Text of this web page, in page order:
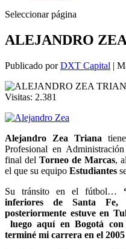
Seleccionar página
ALEJANDRO
Publicado porDXT Capital |
Visitas: 2.381
Alejandro Zea Triana
Profesional en
final del Torneo de Marcas,
el que su equipo Estudiantes
Su tránsito en el fútbol…
inferiores de Santa Fe,
posteriormente estuve en
luego aquí en Bogotá
terminé mi carrera en el